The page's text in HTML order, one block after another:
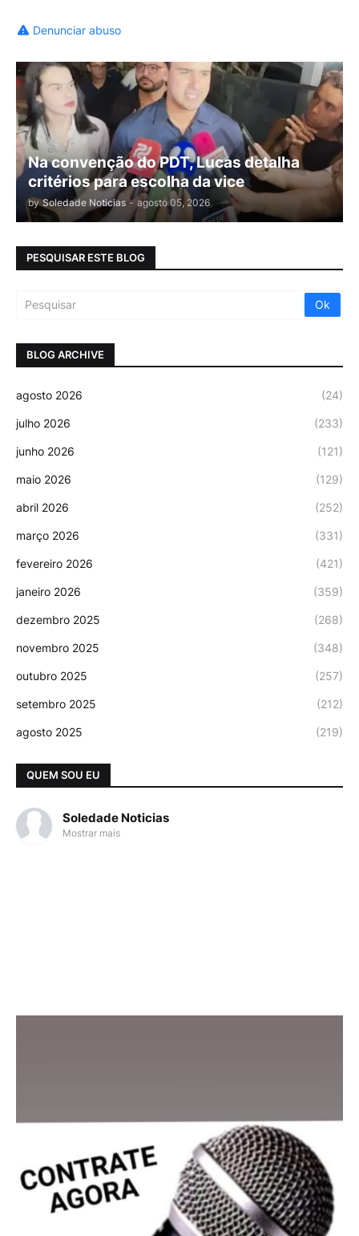
Denunciar abuso
Na convenção do PDT, Lucas detalha
critérios para escolha da vice
by Soledade Noticias - agosto 05, 2026
PESQUISAR ESTE BLOG
BLOG ARCHIVE
agosto 2026 (24)
julho 2026 (233)
junho 2026 (121)
maio 2026 (129)
abril 2026 (252)
março 2026 (331)
fevereiro 2026 (421)
janeiro 2026 (359)
dezembro 2025 (268)
novembro 2025 (348)
outubro 2025 (257)
setembro 2025 (212)
agosto 2025 (219)
QUEM SOU EU
Soledade Noticias
Mostrar mais